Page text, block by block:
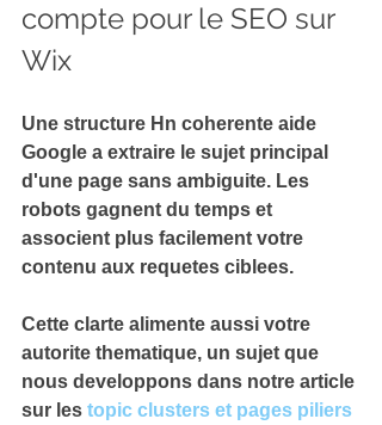
compte pour le SEO sur
Wix
Une structure Hn coherente aide
Google a extraire le sujet principal
d'une page sans ambiguite. Les
robots gagnent du temps et
associent plus facilement votre
contenu aux requetes ciblees.
Cette clarte alimente aussi votre
autorite thematique, un sujet que
nous developpons dans notre article
sur les topic clusters et pages piliers